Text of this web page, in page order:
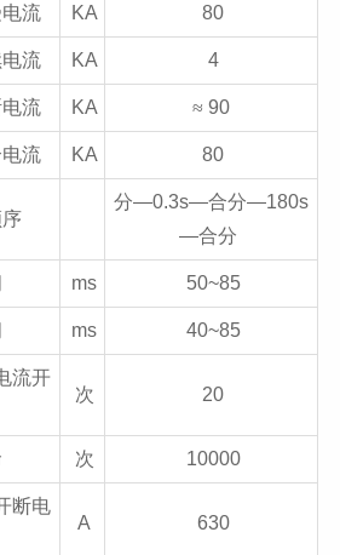
流 KA 80
流 KA 4
流 KA ≈ 90
流 KA 80
分—0.3s—合分—180s
—合分
ms 50~85
ms 40~85
流开
次 20
次 10000
断电
A 630